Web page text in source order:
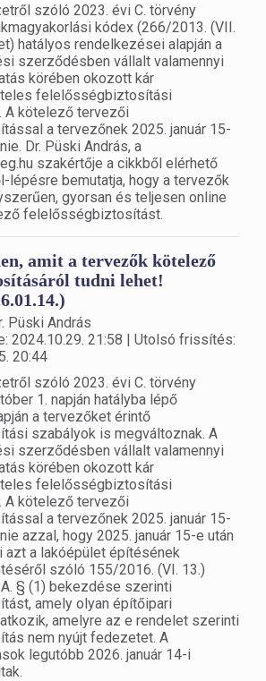
szóló 2023. évi C. törvény
kódex (266/2013. (VII.
hatályos rendelkezései alapján a
szerződésben vállalt valamennyi
körében okozott kár
felelősségbiztosítási
A kötelező tervezői
a tervezőnek 2025. január 15-
Dr. Püski András, a
szakértője a cikkből elérhető
lépésre bemutatja, hogy a tervezők
gyorsan és teljesen online
felelősségbiztosítást.
amit a tervezők kötelező
tudni lehet!
Püski András
2024.10.29. 21:58 | Utolsó frissítés:
20:44
szóló 2023. évi C. törvény
1. napján hatályba lépő
a tervezőket érintő
szabályok is megváltoznak. A
szerződésben vállalt valamennyi
körében okozott kár
felelősségbiztosítási
A kötelező tervezői
a tervezőnek 2025. január 15-
azzal, hogy 2025. január 15-e után
azt a lakóépület építésének
szóló 155/2016. (VI. 13.)
§ (1) bekezdése szerinti
amely olyan építőipari
amelyre az e rendelet szerinti
nem nyújt fedezetet. A
legutóbb 2026. január 14-i